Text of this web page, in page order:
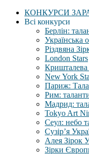
КОНКУРСИ
Всі конкурси
Берлін:
Українська
Різдвяна
London Stars
Кришталева
New York
Париж:
Рим:
Мадрид:
Tokyo Art
Сеул: небо
Сузір’я
Алея Зірок
Зірки